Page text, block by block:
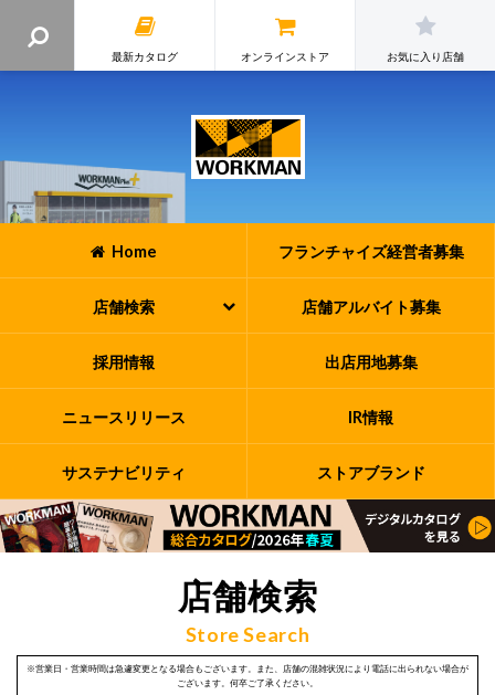
最新カタログ オンラインストア お気に入り店舗
Home フランチャイズ経営者募集
店舗検索 店舗アルバイト募集
採用情報 出店用地募集
ニュースリリース IR情報
サステナビリティ ストアブランド
店舗検索
Store Search
※営業日・営業時間は急遽変更となる場合もございます。また、店舗の混雑状況により電話に出られない場合が
ございます。何卒ご了承ください。